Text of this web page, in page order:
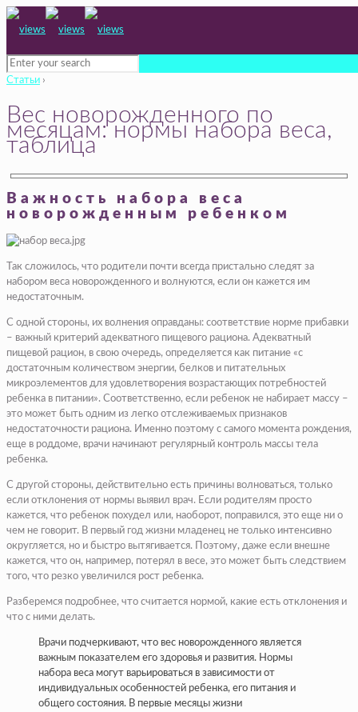
Статьи ›
Вес новорожденного по
месяцам: нормы набора веса,
таблица
Важность набора веса
новорожденным ребенком
Так сложилось, что родители почти всегда пристально следят за
набором веса новорожденного и волнуются, если он кажется им
недостаточным.
С одной стороны, их волнения оправданы: соответствие норме прибавки
– важный критерий адекватного пищевого рациона. Адекватный
пищевой рацион, в свою очередь, определяется как питание «с
достаточным количеством энергии, белков и питательных
микроэлементов для удовлетворения возрастающих потребностей
ребенка в питании». Соответственно, если ребенок не набирает массу –
это может быть одним из легко отслеживаемых признаков
недостаточности рациона. Именно поэтому с самого момента рождения,
еще в роддоме, врачи начинают регулярный контроль массы тела
ребенка.
С другой стороны, действительно есть причины волноваться, только
если отклонения от нормы выявил врач. Если родителям просто
кажется, что ребенок похудел или, наоборот, поправился, это еще ни о
чем не говорит. В первый год жизни младенец не только интенсивно
округляется, но и быстро вытягивается. Поэтому, даже если внешне
кажется, что он, например, потерял в весе, это может быть следствием
того, что резко увеличился рост ребенка.
Разберемся подробнее, что считается нормой, какие есть отклонения и
что с ними делать.
Врачи подчеркивают, что вес новорожденного является
важным показателем его здоровья и развития. Нормы
набора веса могут варьироваться в зависимости от
индивидуальных особенностей ребенка, его питания и
общего состояния. В первые месяцы жизни